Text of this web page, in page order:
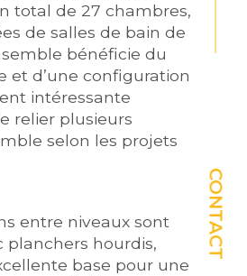
CONTACT
total de 27 chambres,
de salles de bain de
bénéficie du
et d’une configuration
intéressante
relier plusieurs
selon les projets
entre niveaux sont
planchers hourdis,
base pour une